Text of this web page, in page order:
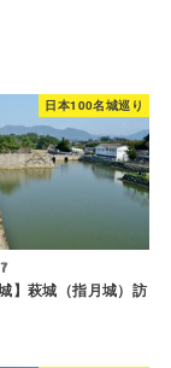
日本100名城巡り
】萩城（指月城）訪